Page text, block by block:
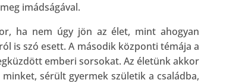
imádságával.
ha nem úgy jön az élet, mint ahogyan
is szó esett. A második központi témája a
emberi sorsokat. Az életünk akkor
sérült gyermek születik a családba,